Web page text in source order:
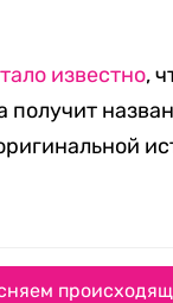
известно,
получит